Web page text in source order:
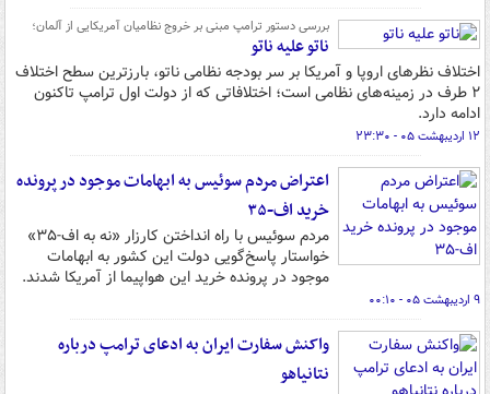
بررسی دستور ترامپ مبنی بر خروج نظامیان آمریکایی از آلمان؛
ناتو علیه ناتو
اختلاف نظرهای اروپا و آمریکا بر سر بودجه نظامی ناتو، بارزترین سطح اختلاف
۲ طرف در زمینه‌های نظامی است؛ اختلافاتی که از دولت اول ترامپ تاکنون
ادامه دارد.
۱۲ اردیبهشت ۰۵ - ۲۳:۳۰
اعتراض مردم سوئیس به ابهامات موجود در پرونده
خرید اف-۳۵
مردم سوئیس با راه انداختن کارزار «نه به اف-۳۵»
خواستار پاسخ‌گویی دولت این کشور به ابهامات
موجود در پرونده خرید این هواپیما از آمریکا شدند.
۹ اردیبهشت ۰۵ - ۰۰:۱۰
واکنش سفارت ایران به ادعای ترامپ درباره
نتانیاهو